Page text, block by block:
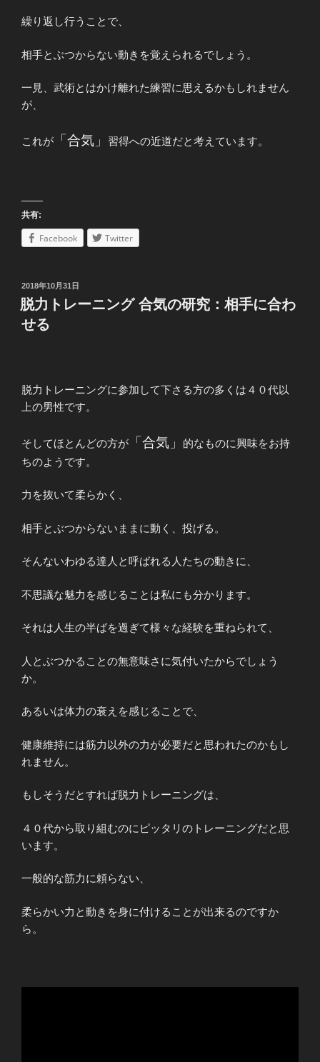
繰り返し行うことで、
相手とぶつからない動きを覚えられるでしょう。
一見、武術とはかけ離れた練習に思えるかもしれません
が、
これが 「合気」 習得への近道だと考えています。
共有:
Facebook Twitter
投
稿
日:
2018年10月31日
脱力トレーニング 合気の研究：相手に合わ
せる
脱力トレーニングに参加して下さる方の多くは４０代以
上の男性です。
そしてほとんどの方が 「合気」
的なものに興味をお持
ちのようです。
力を抜いて柔らかく、
相手とぶつからないままに動く、投げる。
そんないわゆる達人と呼ばれる人たちの動きに、
不思議な魅力を感じることは私にも分かります。
それは人生の半ばを過ぎて様々な経験を重ねられて、
人とぶつかることの無意味さに気付いたからでしょう
か。
あるいは体力の衰えを感じることで、
健康維持には筋力以外の力が必要だと思われたのかもし
れません。
もしそうだとすれば脱力トレーニングは、
４０代から取り組むのにピッタリのトレーニングだと思
います。
一般的な筋力に頼らない、
柔らかい力と動きを身に付けることが出来るのですか
ら。